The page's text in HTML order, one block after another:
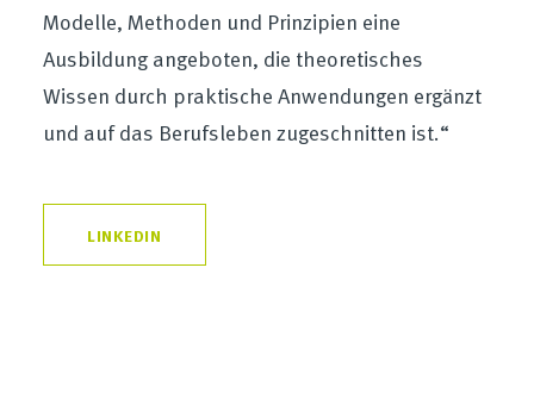
Modelle, Methoden und Prinzipien eine
Ausbildung angeboten, die theoretisches
Wissen durch praktische Anwendungen ergänzt
und auf das Berufsleben zugeschnitten ist.“
LINKEDIN